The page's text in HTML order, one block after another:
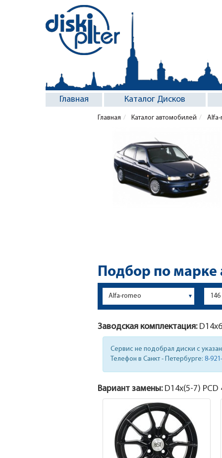
Главная Каталог Дисков
Главная Каталог автомобилей
Подбор по марке
Заводская комплектация: D14x6
Сервис не подобрал диски с
Телефон в Санкт - Петербурге: 8-
Вариант замены: D14x(5-7) PCD